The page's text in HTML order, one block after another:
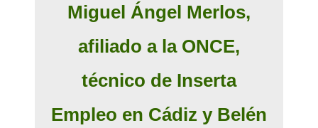
Miguel Ángel Merlos,
afiliado a la ONCE,
técnico de Inserta
Empleo en Cádiz y Belén